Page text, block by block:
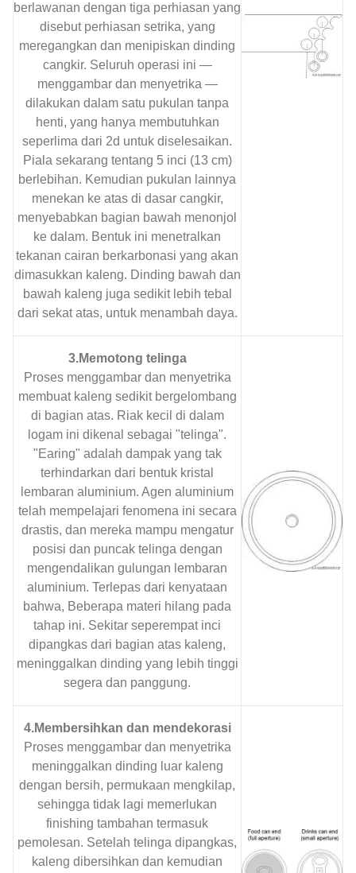
berlawanan dengan tiga perhiasan yang
disebut perhiasan setrika, yang
meregangkan dan menipiskan dinding
cangkir. Seluruh operasi ini —
menggambar dan menyetrika —
dilakukan dalam satu pukulan tanpa
henti, yang hanya membutuhkan
seperlima dari 2d untuk diselesaikan.
Piala sekarang tentang 5 inci (13 cm)
berlebihan. Kemudian pukulan lainnya
menekan ke atas di dasar cangkir,
menyebabkan bagian bawah menonjol
ke dalam. Bentuk ini menetralkan
tekanan cairan berkarbonasi yang akan
dimasukkan kaleng. Dinding bawah dan
bawah kaleng juga sedikit lebih tebal
dari sekat atas, untuk menambah daya.
3.Memotong telinga
Proses menggambar dan menyetrika
membuat kaleng sedikit bergelombang
di bagian atas. Riak kecil di dalam
logam ini dikenal sebagai "telinga".
"Earing" adalah dampak yang tak
terhindarkan dari bentuk kristal
lembaran aluminium. Agen aluminium
telah mempelajari fenomena ini secara
drastis, dan mereka mampu mengatur
posisi dan puncak telinga dengan
mengendalikan gulungan lembaran
aluminium. Terlepas dari kenyataan
bahwa, Beberapa materi hilang pada
tahap ini. Sekitar seperempat inci
dipangkas dari bagian atas kaleng,
meninggalkan dinding yang lebih tinggi
segera dan panggung.
4.Membersihkan dan mendekorasi
Proses menggambar dan menyetrika
meninggalkan dinding luar kaleng
dengan bersih, permukaan mengkilap,
sehingga tidak lagi memerlukan
finishing tambahan termasuk
pemolesan. Setelah telinga dipangkas,
kaleng dibersihkan dan kemudian